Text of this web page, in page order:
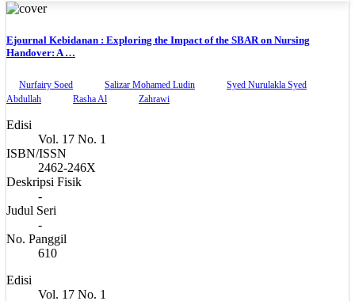
Ejournal Kebidanan : Exploring the Impact of the SBAR on Nursing
Handover: A …
Nurfairy Soed Salizar Mohamed Ludin
Syed Nurulakla Syed
Abdullah
Rasha Al Zahrawi
Edisi
Vol. 17 No. 1
ISBN/ISSN
2462-246X
Deskripsi Fisik
-
Judul Seri
-
No. Panggil
610
Edisi
Vol. 17 No. 1